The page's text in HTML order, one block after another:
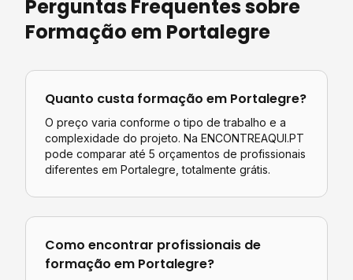
Perguntas Frequentes sobre
Formação em Portalegre
Quanto custa formação em Portalegre?
O preço varia conforme o tipo de trabalho e a
complexidade do projeto. Na ENCONTREAQUI.PT
pode comparar até 5 orçamentos de profissionais
diferentes em Portalegre , totalmente grátis.
Como encontrar profissionais de
formação em Portalegre?